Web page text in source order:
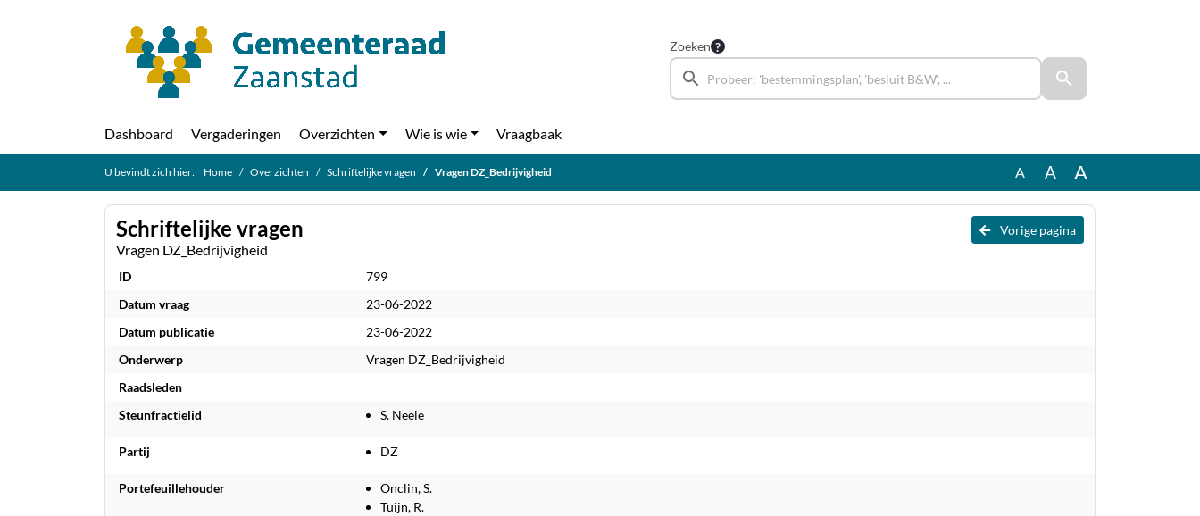
Ga naar de inhoud van deze pagina
Zoeken
Dashboard Vergaderingen Overzichten Wie is wie Vraagbaak
U bevindt zich hier: Home Overzichten Schriftelijke vragen Vragen DZ_Bedrijvigheid A A A
Vorige pagina
Schriftelijke vragen
Vragen DZ_Bedrijvigheid
ID
799
Datum vraag
23-06-2022
Datum publicatie
23-06-2022
Onderwerp
Vragen DZ_Bedrijvigheid
Raadsleden
Steunfractielid
S. Neele
Partij DZ
Portefeuillehouder
Onclin, S.
Tuijn, R.